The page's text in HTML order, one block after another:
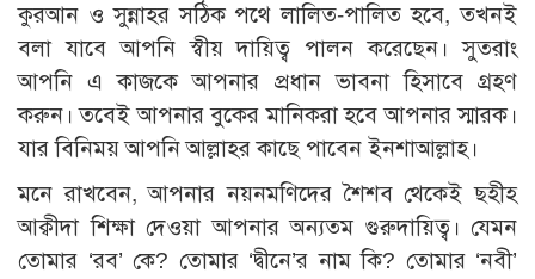
কুরআন ও সুন্নাহর সঠিক পথে লালিত-পালিত হবে, তখনই
বলা যাবে আপনি স্বীয় দায়িত্ব পালন করেছেন। সুতরাং
আপনি এ কাজকে আপনার প্রধান ভাবনা হিসাবে গ্রহণ
করুন। তবেই আপনার বুকের মানিকরা হবে আপনার স্মারক।
যার বিনিময় আপনি আল্লাহর কাছে পাবেন ইনশাআল্লাহ।
মনে রাখবেন, আপনার নয়নমণিদের শৈশব থেকেই ছহীহ
আক্বীদা শিক্ষা দেওয়া আপনার অন্যতম গুরুদায়িত্ব। যেমন
তোমার ‘রব’ কে? তোমার ‘দ্বীনে’র নাম কি? তোমার ‘নবী’